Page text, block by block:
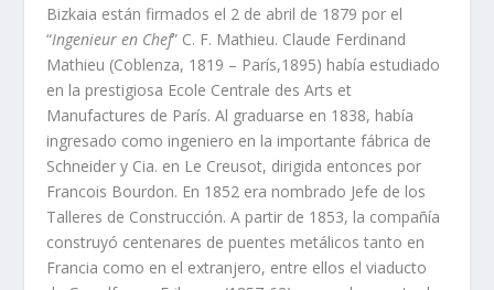
Bizkaia están firmados el 2 de abril de 1879 por el
“Ingenieur en Chef” C. F. Mathieu. Claude Ferdinand
Mathieu (Coblenza, 1819 – París,1895) había estudiado
en la prestigiosa Ecole Centrale des Arts et
Manufactures de París. Al graduarse en 1838, había
ingresado como ingeniero en la importante fábrica de
Schneider y Cia. en Le Creusot, dirigida entonces por
Francois Bourdon. En 1852 era nombrado Jefe de los
Talleres de Construcción. A partir de 1853, la compañía
construyó centenares de puentes metálicos tanto en
Francia como en el extranjero, entre ellos el viaducto